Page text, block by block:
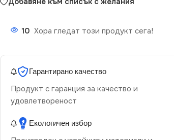
10 Хора гледат този продукт сега!
Гарантирано качество
Продукт с гаранция за качество и
удовлетвореност
Екологичен избор